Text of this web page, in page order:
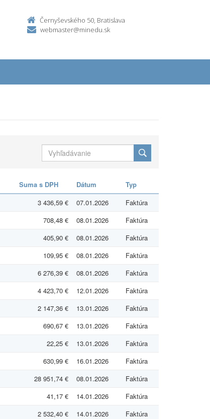
Černyševského 50, Bratislava
webmaster@minedu.sk
Suma s DPH Dátum
Typ
3 436,59 € 07.01.2026
Faktúra
708,48 € 08.01.2026
Faktúra
405,90 € 08.01.2026
Faktúra
109,95 € 08.01.2026
Faktúra
6 276,39 € 08.01.2026
Faktúra
4 423,70 € 12.01.2026
Faktúra
2 147,36 € 13.01.2026
Faktúra
690,67 € 13.01.2026
Faktúra
22,25 € 13.01.2026
Faktúra
630,99 € 16.01.2026
Faktúra
28 951,74 € 08.01.2026
Faktúra
41,17 € 14.01.2026
Faktúra
2 532,40 € 14.01.2026
Faktúra